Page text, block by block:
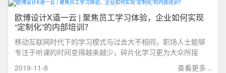
欧博设计X道一云 | 聚焦员工学习体验，企业如何实现
“定制化”的内部培训？
移动互联网时代下的学习模式与过去大不相同，职场人士能够
专注于听课的时间变得越来越少，碎片化学习更为大众所接
受。除此之外，企业培训也变得更为注重员工的学习体验。作
查看更多...
2019-11-8